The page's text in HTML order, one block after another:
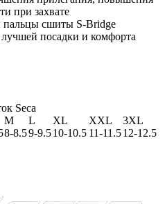
при захвате
сшиты S-Bridge
посадки и комфорта
Seca
M L XL XXL
3XL
8-8.59-9.510-10.5 11-11.512-12.5